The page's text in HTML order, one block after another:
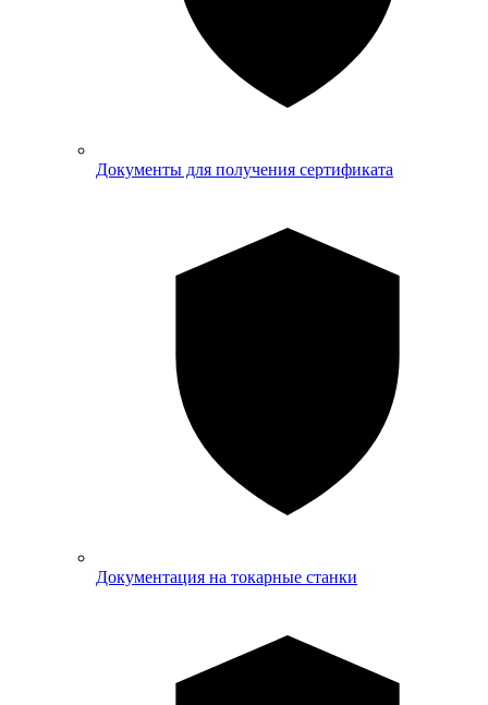
Документы для получения сертификата
Документация на токарные станки